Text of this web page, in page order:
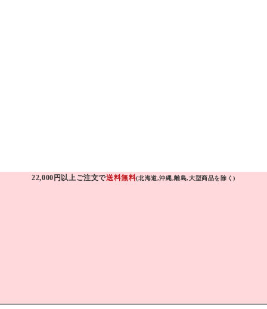
22,000円以上ご注文で送料無料(北海道,沖縄,離島,大型商品を除く)